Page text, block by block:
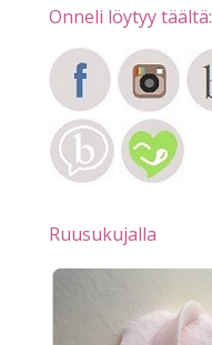
Onneli löytyy täältä:
Ruusukujalla